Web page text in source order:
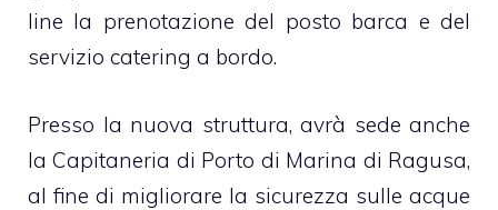
line la prenotazione del posto barca e del
servizio catering a bordo.
Presso la nuova struttura, avrà sede anche
la Capitaneria di Porto di Marina di Ragusa,
al fine di migliorare la sicurezza sulle acque